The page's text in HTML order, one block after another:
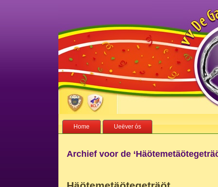
Home Ueëver ós
Archief voor de